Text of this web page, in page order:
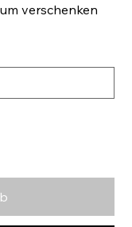
verschenken